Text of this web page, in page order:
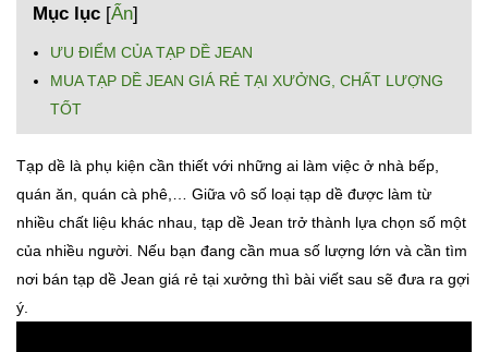
Mục lục [Ẩn]
ƯU ĐIỂM CỦA TẠP DỀ JEAN
MUA TẠP DỀ JEAN GIÁ RẺ TẠI XƯỞNG, CHẤT LƯỢNG
TỐT
Tạp dề là phụ kiện cần thiết với những ai làm việc ở nhà bếp,
quán ăn, quán cà phê,… Giữa vô số loại tạp dề được làm từ
nhiều chất liệu khác nhau, tạp dề Jean trở thành lựa chọn số một
của nhiều người. Nếu bạn đang cần mua số lượng lớn và cần tìm
nơi bán tạp dề Jean giá rẻ tại xưởng thì bài viết sau sẽ đưa ra gợi
ý.